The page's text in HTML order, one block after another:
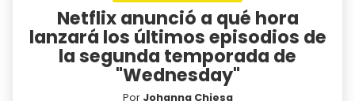
Netflix anunció a qué hora
lanzará los últimos episodios de
la segunda temporada de
"Wednesday"
Por Johanna Chiesa